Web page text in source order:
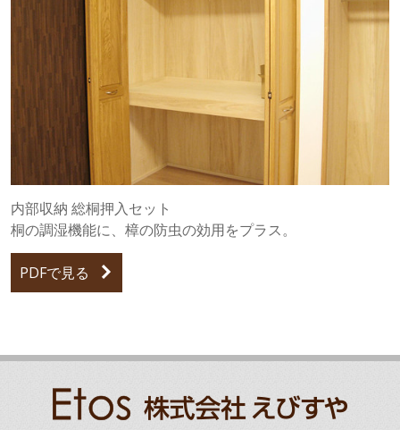
内部収納 総桐押入セット
桐の調湿機能に、樟の防虫の効用をプラス。
PDFで見る